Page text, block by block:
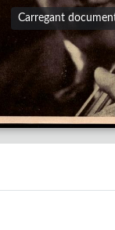
Carregant